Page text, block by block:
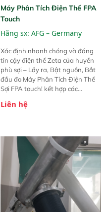
Máy Phân Tích Điện Thế FPA
Touch
Hãng sx: AFG – Germany
Xác định nhanh chóng và đáng
tin cậy điện thế Zeta của huyền
phù sợi – Lấy ra, Bật nguồn, Bắt
đầu đo Máy Phân Tích Điện Thế
Sợi FPA touch! kết hợp các
được chứng minh với sự đơn giản
trước đó. Nhưng so với các phiên
bản trước, FPA touch! nhỏ hơn và
nhẹ hơn đáng kể, đồng thời được
nâng cấp với các tính năng mới.
Liên hệ